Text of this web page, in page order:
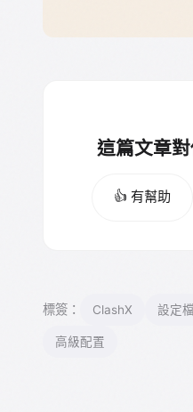
這篇文章
👍 有幫助
標簽： ClashX 設定檔
高級配置